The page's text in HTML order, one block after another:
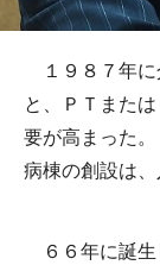
１９８７年に
と、ＰＴまた
要が高まった
病棟の創設は、
６６年に誕生